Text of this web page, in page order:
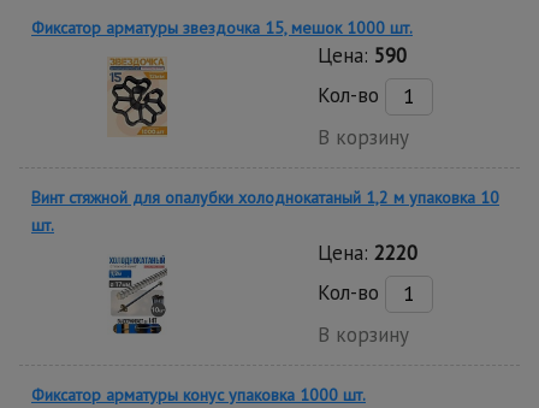
Фиксатор арматуры звездочка 15, мешок 1000 шт.
Цена: 590
Кол-во
В корзину
Винт стяжной для опалубки холоднокатаный 1,2 м упаковка 10
шт.
Цена: 2220
Кол-во
В корзину
Фиксатор арматуры конус упаковка 1000 шт.